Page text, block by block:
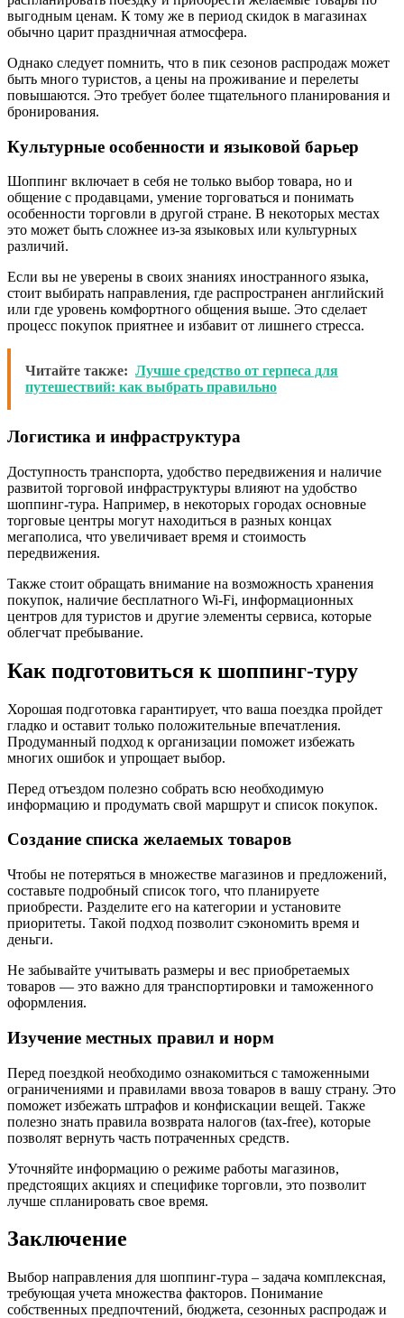
выгодным ценам. К тому же в период скидок в магазинах
обычно царит праздничная атмосфера.
Однако следует помнить, что в пик сезонов распродаж может
быть много туристов, а цены на проживание и перелеты
повышаются. Это требует более тщательного планирования и
бронирования.
Культурные особенности и языковой барьер
Шоппинг включает в себя не только выбор товара, но и
общение с продавцами, умение торговаться и понимать
особенности торговли в другой стране. В некоторых местах
это может быть сложнее из-за языковых или культурных
различий.
Если вы не уверены в своих знаниях иностранного языка,
стоит выбирать направления, где распространен английский
или где уровень комфортного общения выше. Это сделает
процесс покупок приятнее и избавит от лишнего стресса.
Читайте также: Лучше средство от герпеса для
путешествий: как выбрать правильно
Логистика и инфраструктура
Доступность транспорта, удобство передвижения и наличие
развитой торговой инфраструктуры влияют на удобство
шоппинг-тура. Например, в некоторых городах основные
торговые центры могут находиться в разных концах
мегаполиса, что увеличивает время и стоимость
передвижения.
Также стоит обращать внимание на возможность хранения
покупок, наличие бесплатного Wi-Fi, информационных
центров для туристов и другие элементы сервиса, которые
облегчат пребывание.
Как подготовиться к шоппинг-туру
Хорошая подготовка гарантирует, что ваша поездка пройдет
гладко и оставит только положительные впечатления.
Продуманный подход к организации поможет избежать
многих ошибок и упрощает выбор.
Перед отъездом полезно собрать всю необходимую
информацию и продумать свой маршрут и список покупок.
Создание списка желаемых товаров
Чтобы не потеряться в множестве магазинов и предложений,
составьте подробный список того, что планируете
приобрести. Разделите его на категории и установите
приоритеты. Такой подход позволит сэкономить время и
деньги.
Не забывайте учитывать размеры и вес приобретаемых
товаров — это важно для транспортировки и таможенного
оформления.
Изучение местных правил и норм
Перед поездкой необходимо ознакомиться с таможенными
ограничениями и правилами ввоза товаров в вашу страну. Это
поможет избежать штрафов и конфискации вещей. Также
полезно знать правила возврата налогов (tax-free), которые
позволят вернуть часть потраченных средств.
Уточняйте информацию о режиме работы магазинов,
предстоящих акциях и специфике торговли, это позволит
лучше спланировать свое время.
Заключение
Выбор направления для шоппинг-тура – задача комплексная,
требующая учета множества факторов. Понимание
собственных предпочтений, бюджета, сезонных распродаж и